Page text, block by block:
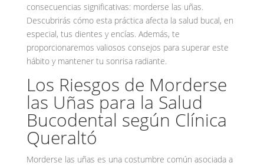
consecuencias significativas: morderse las uñas.
Descubrirás cómo esta práctica afecta la salud bucal, en
especial, tus dientes y encías. Además, te
proporcionaremos valiosos consejos para superar este
hábito y mantener tu sonrisa radiante.
Los Riesgos de Morderse
las Uñas para la Salud
Bucodental según Clínica
Queraltó
Morderse las uñas es una costumbre común asociada a